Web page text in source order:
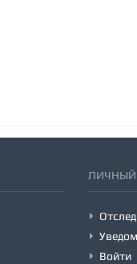
ЛИЧНЫЙ
Войти